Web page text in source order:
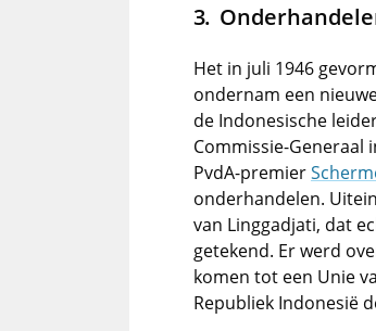
Het in juli 1946
ondernam een
de Indonesische
Commissie-Generaal
PvdA-premier
onderhandelen.
van Linggadjati, dat
getekend. Er werd
komen tot een Unie
Republiek Indonesië